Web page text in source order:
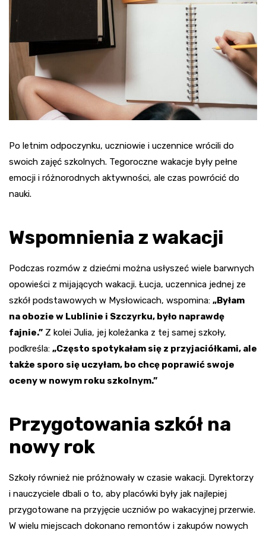
Po letnim odpoczynku, uczniowie i uczennice wrócili do
swoich zajęć szkolnych. Tegoroczne wakacje były pełne
emocji i różnorodnych aktywności, ale czas powrócić do
nauki.
Wspomnienia z wakacji
Podczas rozmów z dziećmi można usłyszeć wiele barwnych
opowieści z mijających wakacji. Łucja, uczennica jednej ze
szkół podstawowych w Mysłowicach, wspomina: „Byłam
na obozie w Lublinie i Szczyrku, było naprawdę
fajnie.” Z kolei Julia, jej koleżanka z tej samej szkoły,
podkreśla: „Często spotykałam się z przyjaciółkami, ale
także sporo się uczyłam, bo chcę poprawić swoje
oceny w nowym roku szkolnym.”
Przygotowania szkół na
nowy rok
Szkoły również nie próżnowały w czasie wakacji. Dyrektorzy
i nauczyciele dbali o to, aby placówki były jak najlepiej
przygotowane na przyjęcie uczniów po wakacyjnej przerwie.
W wielu miejscach dokonano remontów i zakupów nowych